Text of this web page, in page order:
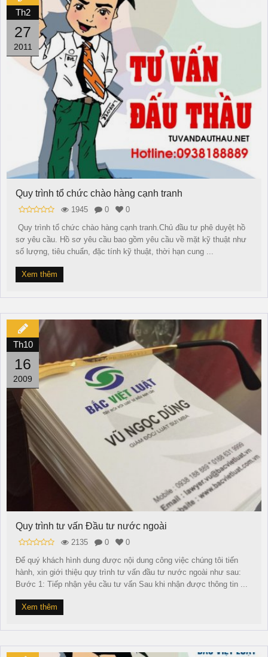
Th2
27
2011
Quy trình tổ chức chào hàng cạnh tranh
1945 0
0
Quy trình tổ chức chào hàng cạnh tranh.Chủ đầu tư phê duyệt hồ
sơ yêu cầu. Hồ sơ yêu cầu bao gồm yêu cầu về mặt kỹ thuật như
số lượng, tiêu chuẩn, đặc tính kỹ thuật, thời hạn cung ...
Xem thêm
Th10
16
2009
Quy trình tư vấn Đầu tư nước ngoài
2135 0
0
Để quý khách hình dung được nội dung công việc chúng tôi tiến
hành, xin giới thiệu quy trình tư vấn đầu tư nước ngoài như sau:
Bước 1: Tiếp nhận yêu cầu tư vấn Sau khi nhận được thông tin ...
Xem thêm